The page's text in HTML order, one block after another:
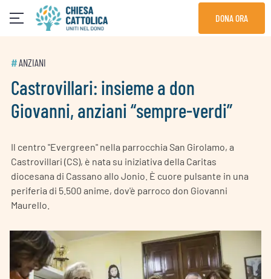
DONA ORA
#ANZIANI
Castrovillari: insieme a don
Giovanni, anziani “sempre-verdi”
Il centro "Evergreen" nella parrocchia San Girolamo, a
Castrovillari (CS), è nata su iniziativa della Caritas
diocesana di Cassano allo Jonio. È cuore pulsante in una
periferia di 5.500 anime, dov'è parroco don Giovanni
Maurello.